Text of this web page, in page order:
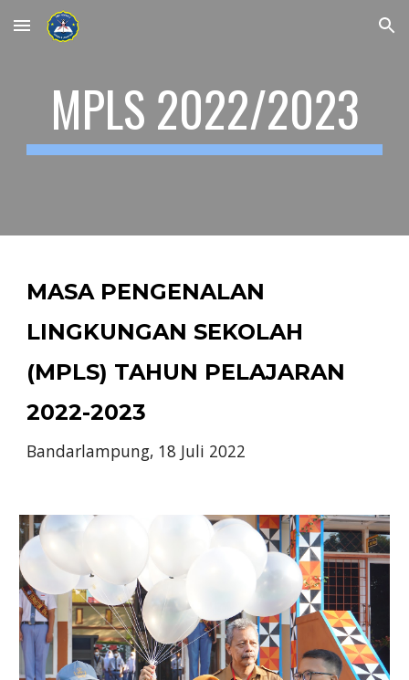
Skip to main content Skip to navigation
MPLS 2022/2023
MASA PENGENALAN
LINGKUNGAN SEKOLAH
(MPLS) TAHUN PELAJARAN
2022-2023
Bandarlampung, 18 Juli 2022